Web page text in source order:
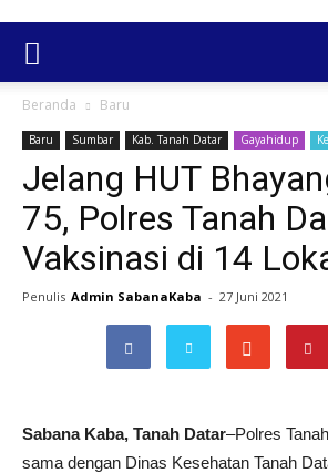
Beranda Baru
Baru Sumbar Kab. Tanah Datar Gayahidup
Jelang HUT
75, Polres Tanah
Vaksinasi di 14
Penulis Admin SabanaKaba - 27 Juni 2021
Sabana Kaba, Tanah Datar–Polres
sama dengan Dinas Kesehatan Tanah